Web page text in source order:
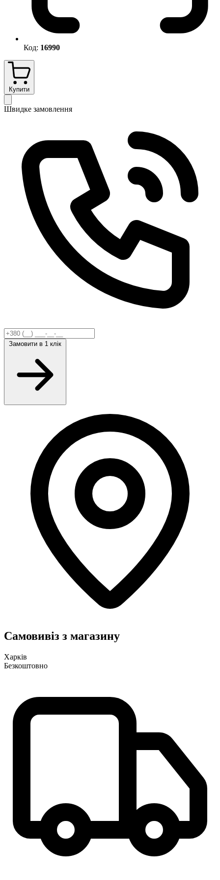
Код: 16990
Купити
Швидке замовлення
Замовити в 1 клік
Самовивіз з магазину
Харків
Безкоштовно